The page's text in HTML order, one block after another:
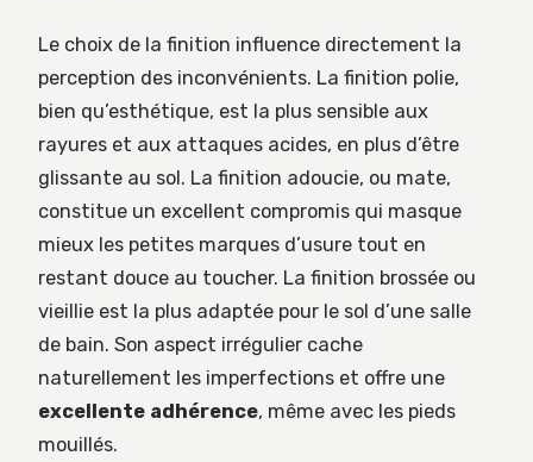
Le choix de la finition influence directement la
perception des inconvénients. La finition polie,
bien qu’esthétique, est la plus sensible aux
rayures et aux attaques acides, en plus d’être
glissante au sol. La finition adoucie, ou mate,
constitue un excellent compromis qui masque
mieux les petites marques d’usure tout en
restant douce au toucher. La finition brossée ou
vieillie est la plus adaptée pour le sol d’une salle
de bain. Son aspect irrégulier cache
naturellement les imperfections et offre une
excellente adhérence, même avec les pieds
mouillés.